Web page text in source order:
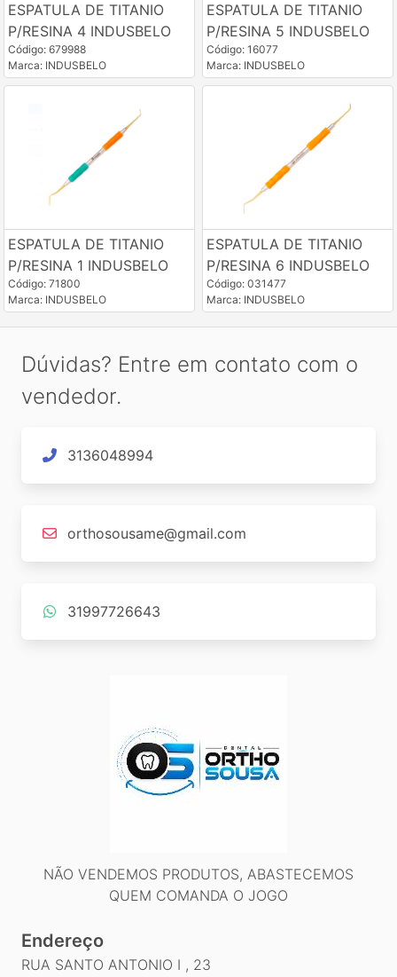
ESPATULA DE TITANIO
P/RESINA 4 INDUSBELO
Código: 679988
Marca: INDUSBELO
ESPATULA DE TITANIO
P/RESINA 5 INDUSBELO
Código: 16077
Marca: INDUSBELO
ESPATULA DE TITANIO
P/RESINA 1 INDUSBELO
Código: 71800
Marca: INDUSBELO
ESPATULA DE TITANIO
P/RESINA 6 INDUSBELO
Código: 031477
Marca: INDUSBELO
Dúvidas? Entre em contato com o
vendedor.
3136048994
orthosousame@gmail.com
31997726643
NÃO VENDEMOS PRODUTOS, ABASTECEMOS
QUEM COMANDA O JOGO
Endereço
RUA SANTO ANTONIO I , 23